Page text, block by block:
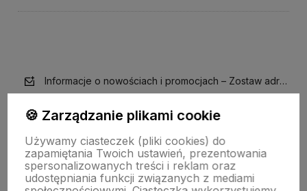
Informacje o nowościach i promocjach – Zostaw adres e-
Obserwuj nas na
🍪 Zarządzanie plikami cookie
Używamy ciasteczek (pliki cookies) do
zapamiętania Twoich ustawień, prezentowania
spersonalizowanych treści i reklam oraz
udostępniania funkcji związanych z mediami